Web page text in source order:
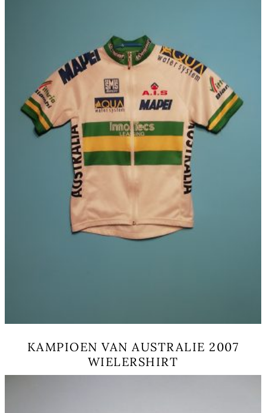
auf.
Die
Optionen
können
der
Produktseite
werden
KAMPIOEN VAN AUSTRALIE 2007
WIELERSHIRT